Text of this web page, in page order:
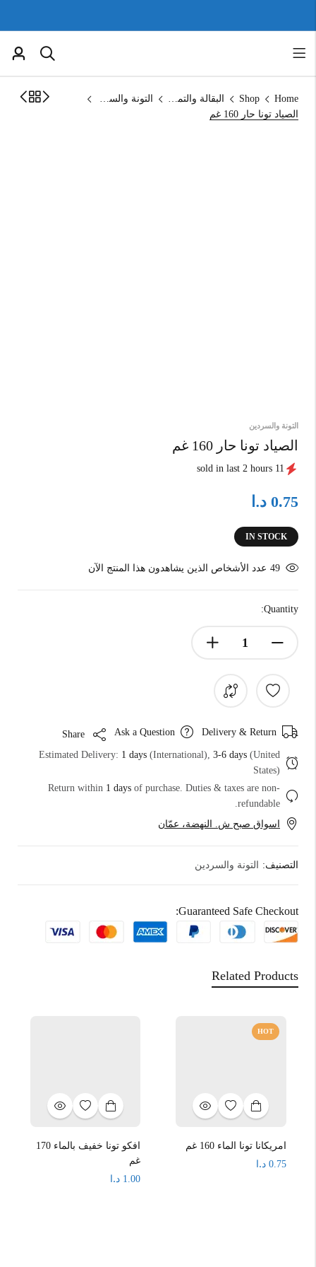
Home
Shop البقالة والتموين
التونة والسردين
الصياد تونا حار 160 غم
التونة والسردين
الصياد تونا حار 160 غم
11 sold in last 2 hours
0.75 د.ا
IN STOCK
49 عدد الأشخاص الذين يشاهدون هذا المنتج الآن
Quantity:
Delivery & Return
Ask a Question
Estimated Delivery: 1 days (International), 3-6 days (United
States)
Return within 1 days of purchase. Duties & taxes are non-
refundable.
اسواق صبح ش. النهضة، عمّان
التصنيف: التونة والسردين
Guaranteed Safe Checkout:
Related Products
HOT
امريكانا تونا الماء 160 غم
0.75 د.ا
افكو تونا خفيف بالماء 170
غم
1.00 د.ا